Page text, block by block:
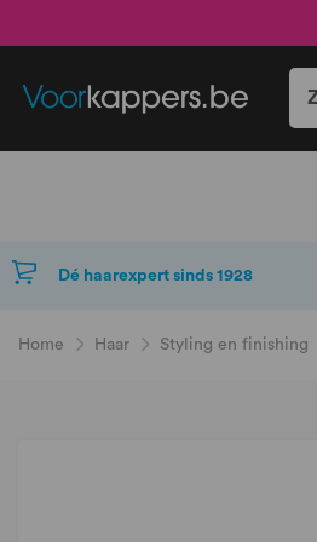
Dé haarexpert sinds 1928
Home Haar Styling en finishing